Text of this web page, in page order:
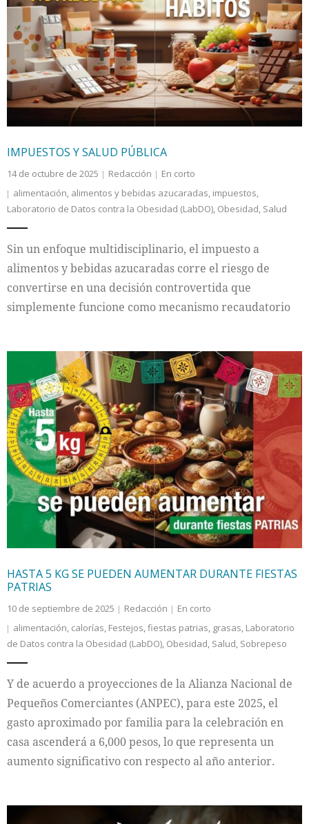
IMPUESTOS Y SALUD PÚBLICA
14 de octubre de 2025 Redacción
En corto
alimentación, alimentos y bebidas azucaradas, impuestos,
Laboratorio de Datos contra la Obesidad (LabDO), Obesidad, Salud
Sin un enfoque multidisciplinario, el impuesto a
alimentos y bebidas azucaradas corre el riesgo de
convertirse en una decisión controvertida que
simplemente funcione como mecanismo recaudatorio
HASTA 5 KG SE PUEDEN AUMENTAR DURANTE FIESTAS
PATRIAS
10 de septiembre de 2025 Redacción
En corto
alimentación, calorías, Festejos,fiestas patrias, grasas, Laboratorio
de Datos contra la Obesidad (LabDO), Obesidad, Salud, Sobrepeso
Y de acuerdo a proyecciones de la Alianza Nacional de
Pequeños Comerciantes (ANPEC), para este 2025, el
gasto aproximado por familia para la celebración en
casa ascenderá a 6,000 pesos, lo que representa un
aumento significativo con respecto al año anterior.